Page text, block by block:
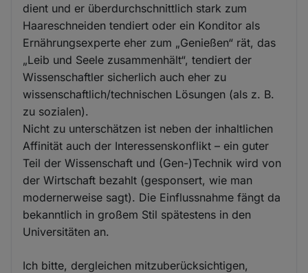
dient und er überdurchschnittlich stark zum
Haareschneiden tendiert oder ein Konditor als
Ernährungsexperte eher zum „Genießen“ rät, das
„Leib und Seele zusammenhält“, tendiert der
Wissenschaftler sicherlich auch eher zu
wissenschaftlich/technischen Lösungen (als z. B.
zu sozialen).
Nicht zu unterschätzen ist neben der inhaltlichen
Affinität auch der Interessenskonflikt – ein guter
Teil der Wissenschaft und (Gen-)Technik wird von
der Wirtschaft bezahlt (gesponsert, wie man
modernerweise sagt). Die Einflussnahme fängt da
bekanntlich in großem Stil spätestens in den
Universitäten an.
Ich bitte, dergleichen mitzuberücksichtigen,